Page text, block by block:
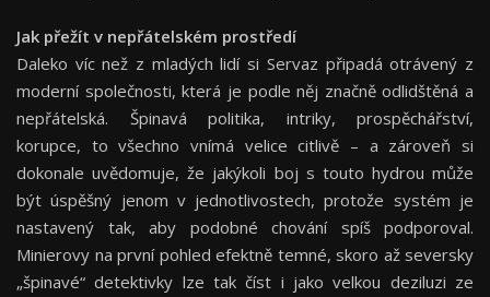
Jak přežít v nepřátelském prostředí
Daleko víc než z mladých lidí si Servaz připadá otrávený z
moderní společnosti, která je podle něj značně odlidštěná a
nepřátelská. Špinavá politika, intriky, prospěchářství,
korupce, to všechno vnímá velice citlivě – a zároveň si
dokonale uvědomuje, že jakýkoli boj s touto hydrou může
být úspěšný jenom v jednotlivostech, protože systém je
nastavený tak, aby podobné chování spíš podporoval.
Minierovy na první pohled efektně temné, skoro až seversky
„špinavé“ detektivky lze tak číst i jako velkou deziluzi ze